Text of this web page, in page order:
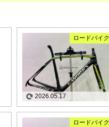
ロードバイク
2026.05.17
ロードバイク